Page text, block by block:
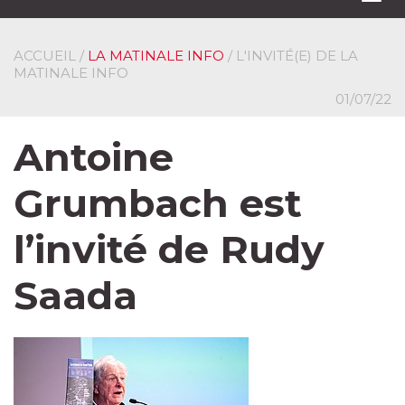
ACCUEIL / LA MATINALE INFO / L'INVITÉ(E) DE LA
MATINALE INFO
01/07/22
Antoine
Grumbach est
l’invité de Rudy
Saada